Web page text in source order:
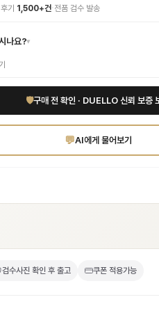
기 1,500+건· 전품 검수 발송
나요?▾
🛡구매 전 확인 · DUELLO 신뢰 보증
💬AI에게 물어보기
검수사진 확인 후 출고 쿠폰 적용가능